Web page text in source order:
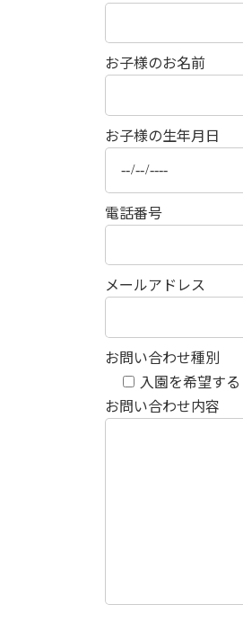
お子様のお名前
お子様の生年月日
電話番号
メールアドレス
お問い合わせ種別
入園を希望する
お問い合わせ内容